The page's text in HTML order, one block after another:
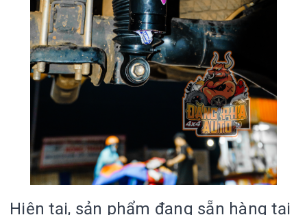
Hiện tại, sản phẩm đang sẵn hàng tại